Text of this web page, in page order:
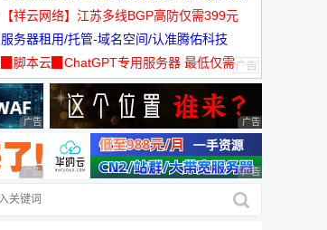
用★
【祥云网络】江苏多线BGP高防仅需399元
服务器租用/托管-域名空间/认准腾佑科技
▉脚本云▉ChatGPT专用服务器 最低仅需
19元/月
广告 商业广告，理性选择 广告 商业广告，理
广告 商业广告，理性选择 广告 商业广告，理